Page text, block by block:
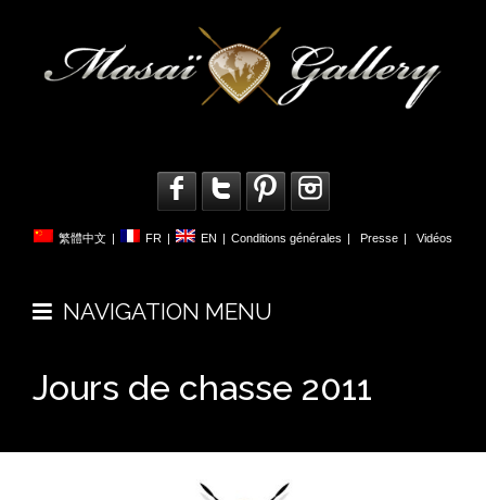
繁體中文 FR EN Conditions générales Presse Vidéos
NAVIGATION MENU
Jours de chasse 2011